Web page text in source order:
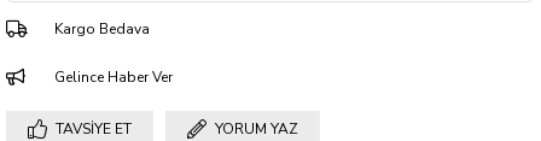
Kargo Bedava
Gelince Haber Ver
TAVSIYE ET YORUM YAZ